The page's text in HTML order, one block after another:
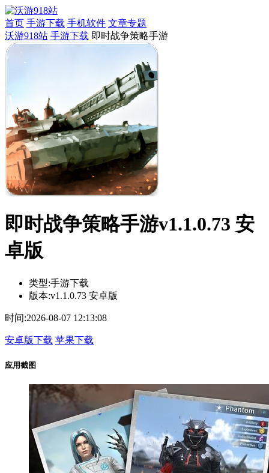
首页 手游下载 手机软件 文章专题
沃游918站 手游下载 即时战争策略手游
即时战争策略手游v1.1.0.73 安
卓版
类型:手游下载
版本:v1.1.0.73 安卓版
时间:2026-08-07 12:13:08
安卓版下载 苹果下载
应用截图